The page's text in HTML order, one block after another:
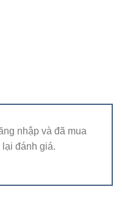
nhập và đã mua
đánh giá.